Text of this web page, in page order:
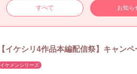
すべて お知ら
【イケシリ4作品本編配信祭】キャン
イケメンシリーズ